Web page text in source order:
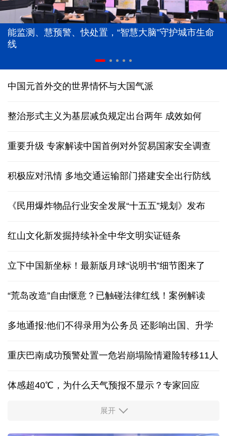
能监测、慧预警、快处置，“智慧大脑”守护城市生命
线
中国元首外交的世界情怀与大国气派
整治形式主义为基层减负规定出台两年 成效如何
重要升级 专家解读中国首例对外贸易国家安全调查
积极应对汛情 多地交通运输部门搭建安全出行防线
《民用爆炸物品行业安全发展“十五五”规划》发布
红山文化新发掘持续补全中华文明实证链条
立下中国新坐标！最新版月球“说明书”细节图来了
“荒岛改造”自由惬意？已触碰法律红线！案例解读
多地通报:他们不得录用为公务员 还影响出国、升学
重庆巴南成功预警处置一危岩崩塌险情避险转移11人
体感超40℃，为什么天气预报不显示？专家回应
服务实体经济 财政金融打出“组合拳”
展开